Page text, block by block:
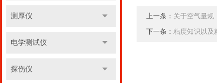
测厚仪
电学测试仪
探伤仪
上一条： 关于空气量规
下一条： 粘度知识以及